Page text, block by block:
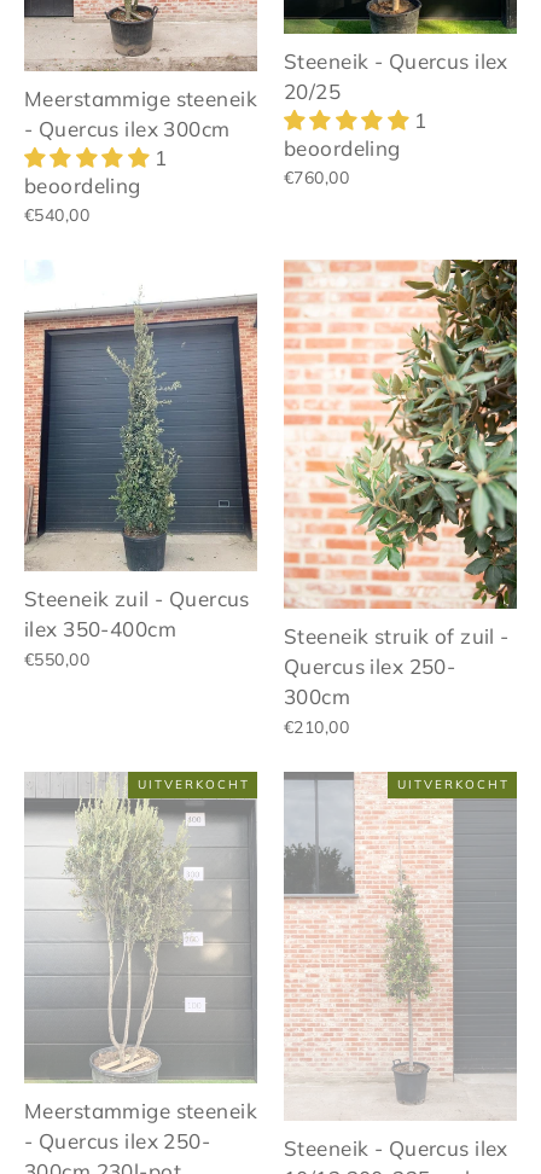
Meerstammige steeneik
- Quercus ilex 300cm
1
beoordeling
€540,00
Steeneik - Quercus ilex
20/25
1
beoordeling
€760,00
Steeneik zuil - Quercus
ilex 350-400cm
€550,00
Steeneik struik of zuil -
Quercus ilex 250-
300cm
€210,00
UITVERKOCHT
Meerstammige steeneik
- Quercus ilex 250-
UITVERKOCHT
Steeneik - Quercus ilex